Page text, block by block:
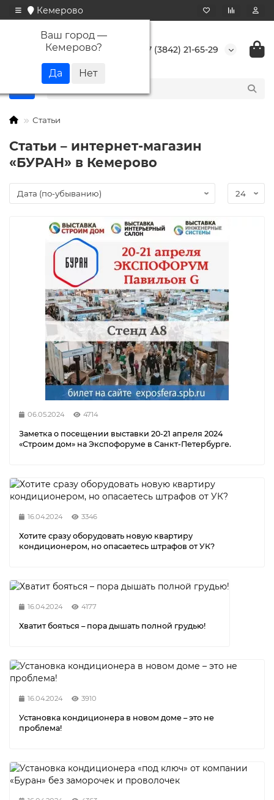
Кемерово
Ваш город —
Кемерово? +7 (3842) 21-65-29
Статьи
Статьи – интернет-магазин
«БУРАН» в Кемерово
06.05.2024 4714
Заметка о посещении выставки 20-21 апреля 2024
«Строим дом» на Экспофоруме в Санкт-Петербурге.
16.04.2024 3346
Хотите сразу оборудовать новую квартиру
кондиционером, но опасаетесь штрафов от УК?
16.04.2024 4177
Хватит бояться – пора дышать полной грудью!
16.04.2024 3910
Установка кондиционера в новом доме – это не
проблема!